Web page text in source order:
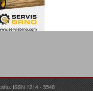
ISSN 1214 - 5548